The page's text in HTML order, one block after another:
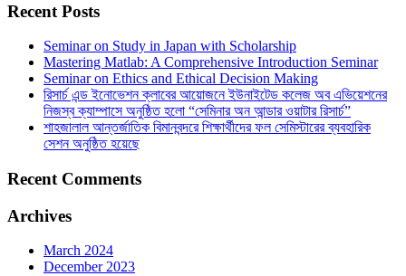
Recent Posts
Seminar on Study in Japan with Scholarship
Mastering Matlab: A Comprehensive Introduction Seminar
Seminar on Ethics and Ethical Decision Making
রিসার্চ এন্ড ইনোভেশন ক্লাবের আয়োজনে ইউনাইটেড কলেজ অব এভিয়েশনের
নিজস্ব ক্যাম্পাসে অনুষ্ঠিত হলো “সেমিনার অন আন্ডার ওয়াটার রিসার্চ”
শাহজালাল আন্তর্জাতিক বিমানবন্দরে শিক্ষার্থীদের ফল সেমিস্টারের ব্যবহারিক
সেশন অনুষ্ঠিত হয়েছে
Recent Comments
Archives
March 2024
December 2023